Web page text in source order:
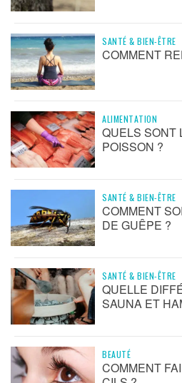
SANTÉ & BIEN-ÊTRE
COMMENT
ALIMENTATION
QUELS SONT
POISSON ?
SANTÉ & BIEN-ÊTRE
COMMENT
DE GUÊPE ?
SANTÉ & BIEN-ÊTRE
QUELLE
SAUNA ET
BEAUTÉ
COMMENT